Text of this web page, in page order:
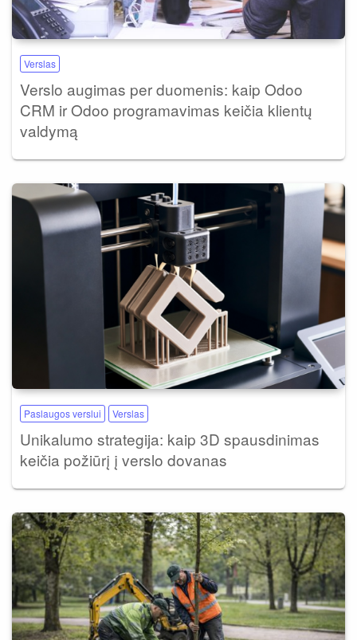
Verslas
Verslo augimas per duomenis: kaip Odoo
CRM ir Odoo programavimas keičia klientų
valdymą
Paslaugos verslui Verslas
Unikalumo strategija: kaip 3D spausdinimas
keičia požiūrį į verslo dovanas